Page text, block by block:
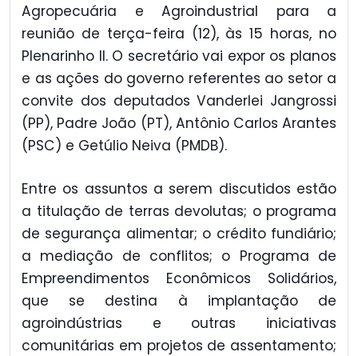
Agropecuária e Agroindustrial para a
reunião de terça-feira (12), às 15 horas, no
Plenarinho II. O secretário vai expor os planos
e as ações do governo referentes ao setor a
convite dos deputados Vanderlei Jangrossi
(PP), Padre João (PT), Antônio Carlos Arantes
(PSC) e Getúlio Neiva (PMDB).
Entre os assuntos a serem discutidos estão
a titulação de terras devolutas; o programa
de segurança alimentar; o crédito fundiário;
a mediação de conflitos; o Programa de
Empreendimentos Econômicos Solidários,
que se destina à implantação de
agroindústrias e outras iniciativas
comunitárias em projetos de assentamento;